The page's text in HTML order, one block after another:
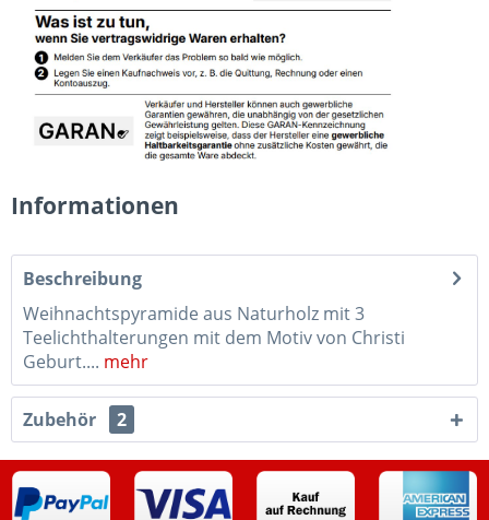
Informationen
Beschreibung
Weihnachtspyramide aus Naturholz mit 3
Teelichthalterungen mit dem Motiv von Christi
Geburt.... mehr
Zubehör 2